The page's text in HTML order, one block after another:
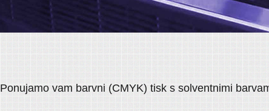
Ponujamo vam barvni (CMYK) tisk s solventnimi